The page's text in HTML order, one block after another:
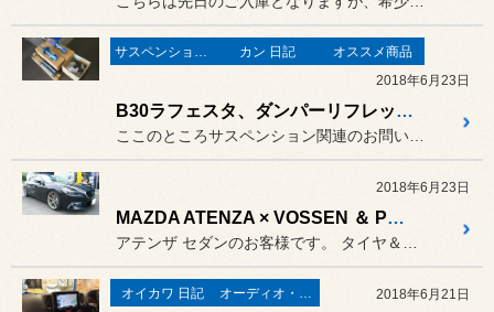
サスペンション・ボディ関連 カン 日記
オススメ商品
2018年6月23日
B30ラフェスタ、ダンパーリフレッシュ！
2018年6月23日
MAZDA ATENZA × VOSSEN ＆ POTENZA！
オイカワ 日記 オーディオ・ナビ関連 2018年6月21日